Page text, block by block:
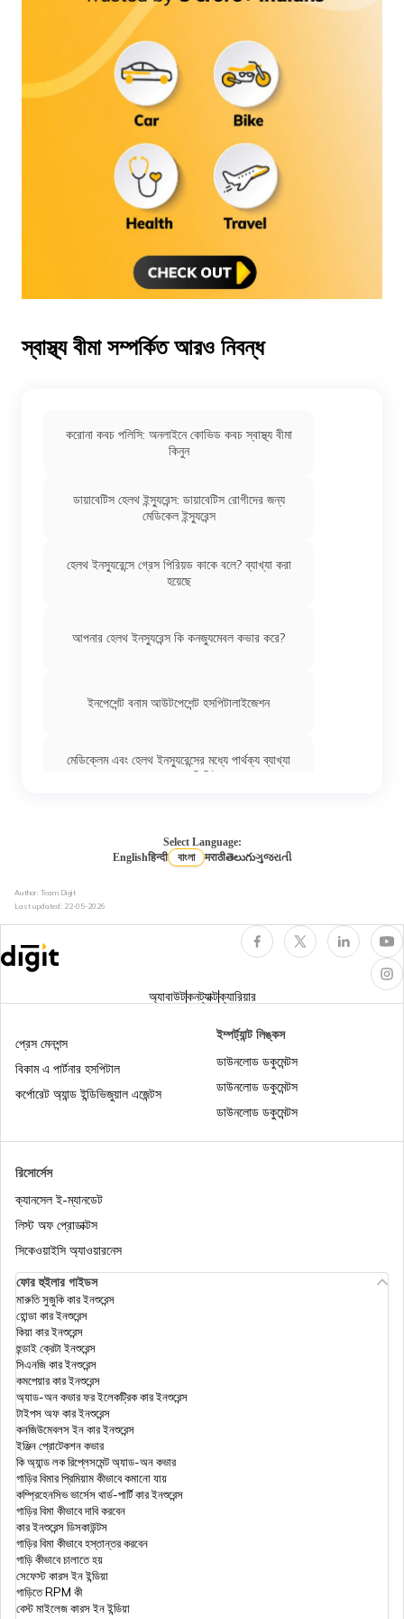
স্বাস্থ্য বীমা সম্পর্কিত আরও নিবন্ধ
করোনা কবচ পলিসি: অনলাইনে কোভিড কবচ স্বাস্থ্য বীমা
কিনুন
ডায়াবেটিস হেলথ ইন্স্যুরেন্স: ডায়াবেটিস রোগীদের জন্য
মেডিকেল ইন্স্যুরেন্স
হেলথ ইনস্যুরেন্সে গ্রেস পিরিয়ড কাকে বলে? ব্যাখ্যা করা
হয়েছে
আপনার হেলথ ইনস্যুরেন্স কি কনজ্যুমেবল কভার করে?
ইনপেশেন্ট বনাম আউটপেশেন্ট হসপিটালাইজেশন
মেডিক্লেম এবং হেলথ ইনস্যুরেন্সের মধ্যে পার্থক্য ব্যাখ্যা
করা হয়েছে | ডিজিট
মেডিক্লেম পলিসি
প্রবীণ নাগরিকদের জন্য হেলথ ইন্স্যুরেন্স
হেলথ ইন্স্যুরেন্সে কিউমুলেটিভ বোনাস : 100% পর্যন্ত নো
ক্লেম বোনাস ডিসকাউন্ট
আসন্ন রিটায়ারিং এমপ্লয়ীজদের জন্য সুপার টপ-আপ হেলথ
মোরেটোরিয়াম এবং ফুল মেডিকেল আন্ডাররাইটিং এর মধ্যে
ডিজিট হেলথ ক্লেম: ডিজিট ইনস্যুরেন্সের সাহায্যে হেলথ
ইনস্যুরেন্স ক্লেম ফাইল করুন
করোনাভাইরাস হেলথ ইন্স্যুরেন্স: ভারতে কোভিড-19
সেলফ-এমপ্লয়েড এবং ফ্রিল্যান্সারদের জন্য হেলথ ইনস্যুরেন্স
Select Language:
Englishहिन्दी বাংলা मराठीతెలుగుગુજરાતી
Author: Team Digit
Last updated: 22-05-2026
অ্যাবাউটকনট্যাক্টক্যারিয়ার
রিসোর্সেস
ক্যানসেল ই-ম্যানডেট
লিস্ট অফ প্রোডাক্টস
সিকেওয়াইসি অ্যাওয়ারনেস
প্রেস মেনশন্স
বিকাম এ পার্টনার হসপিটাল
কর্পোরেট অ্যান্ড ইন্ডিভিজুয়াল এজেন্টস
ইম্পর্ট্যান্ট লিঙ্কস
ডাউনলোড ডকুমেন্টস
ডাউনলোড ডকুমেন্টস
ডাউনলোড ডকুমেন্টস
ফোর হুইলার গাইডস
মারুতি সুজুকি কার ইনশুরেন্স
হোন্ডা কার ইনশুরেন্স
কিয়া কার ইনশুরেন্স
হুন্ডাই ক্রেটা ইনশুরেন্স
সিএনজি কার ইনশুরেন্স
কমপেয়ার কার ইনশুরেন্স
অ্যাড-অন কভার ফর ইলেকট্রিক কার ইনশুরেন্স
টাইপস অফ কার ইনশুরেন্স
কনজিউমেবলস ইন কার ইনশুরেন্স
ইঞ্জিন প্রোটেকশন কভার
কি অ্যান্ড লক রিপ্লেসমেন্ট অ্যাড-অন কভার
গাড়ির বিমার প্রিমিয়াম কীভাবে কমানো যায়
কম্প্রিহেনসিভ ভার্সেস থার্ড-পার্টি কার ইনশুরেন্স
গাড়ির বিমা কীভাবে দাবি করবেন
কার ইনশুরেন্স ডিসকাউন্টস
গাড়ির বিমা কীভাবে হস্তান্তর করবেন
গাড়ি কীভাবে চালাতে হয়
সেফেস্ট কারস ইন ইন্ডিয়া
গাড়িতে RPM কী
বেস্ট মাইলেজ কারস ইন ইন্ডিয়া